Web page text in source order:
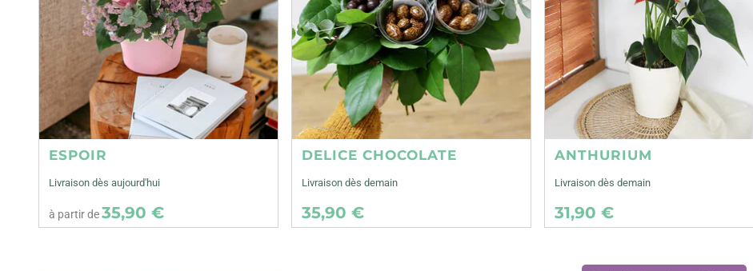
ESPOIR
Livraison dès aujourd'hui
à partir de35,90 €
DELICE CHOCOLATE
Livraison dès demain
35,90 €
ANTHURIUM
Livraison dès demain
31,90 €